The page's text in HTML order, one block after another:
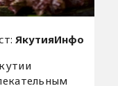
ЯкутияИнфо